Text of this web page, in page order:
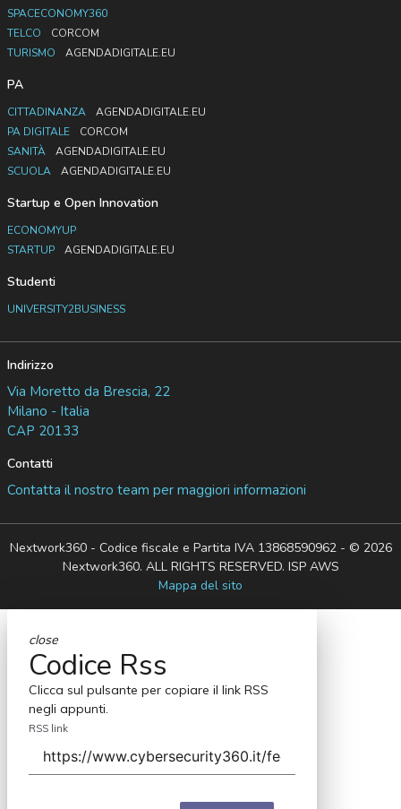
SPACECONOMY360
TELCO
CORCOM
TURISMO
AGENDADIGITALE.EU
PA
CITTADINANZA
AGENDADIGITALE.EU
PA DIGITALE
CORCOM
SANITÀ
AGENDADIGITALE.EU
SCUOLA
AGENDADIGITALE.EU
Startup e Open Innovation
ECONOMYUP
STARTUP
AGENDADIGITALE.EU
Studenti
UNIVERSITY2BUSINESS
Indirizzo
Via Moretto da Brescia, 22
Milano - Italia
CAP 20133
Contatti
Contatta il nostro team per maggiori informazioni
Nextwork360 - Codice fiscale e Partita IVA 13868590962 - © 2026
Nextwork360. ALL RIGHTS RESERVED. ISP AWS
Mappa del sito
close
Codice Rss
Clicca sul pulsante per copiare il link RSS
negli appunti.
RSS link